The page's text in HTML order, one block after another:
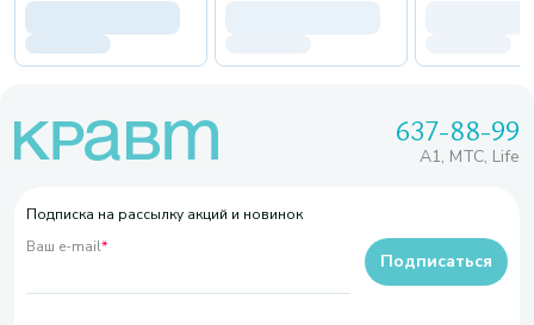
637-88-99
A1, МТС, Life
Подписка на рассылку акций и новинок
Ваш e-mail*
Подписаться